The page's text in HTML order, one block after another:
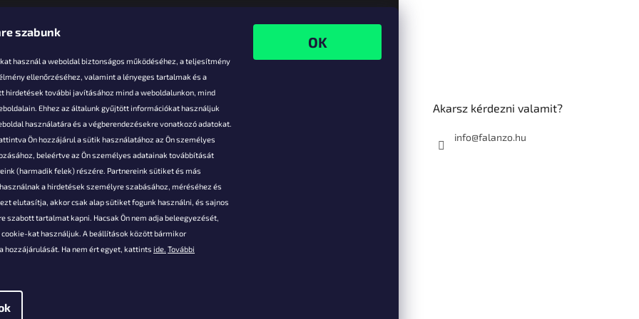
szabunk
használ a weboldal biztonságos működéséhez, a teljesítmény
ellenőrzéséhez, valamint a lényeges tartalmak és a
hirdetések további javításához mind a weboldalunkon, mind
Ehhez az általunk gyűjtött információkat használjuk
használatára és a végberendezésekre vonatkozó adatokat.
Ön hozzájárul a sütik használatához az Ön személyes
beleértve az Ön személyes adatainak továbbítását
(harmadik felek) részére. Partnereink sütiket és más
a hirdetések személyre szabásához, méréséhez és
elutasítja, akkor csak alap sütiket fogunk használni, és sajnos
szabott tartalmat kapni. Hacsak Ön nem adja beleegyezését,
cookie-kat használjuk. A beállítások között bármikor
hozzájárulását. Ha nem ért egyet, kattints ide. További
fizetés
áruk
adatok
feltételei
adatok
Akarsz kérdezni valamit?
info@falanzo.hu